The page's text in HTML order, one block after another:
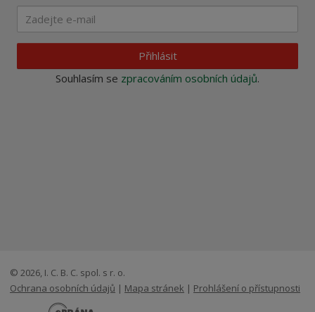
Přihlásit
Souhlasím se zpracováním osobních údajů.
© 2026, I. C. B. C. spol. s r. o.
Ochrana osobních údajů | Mapa stránek | Prohlášení o přístupnosti